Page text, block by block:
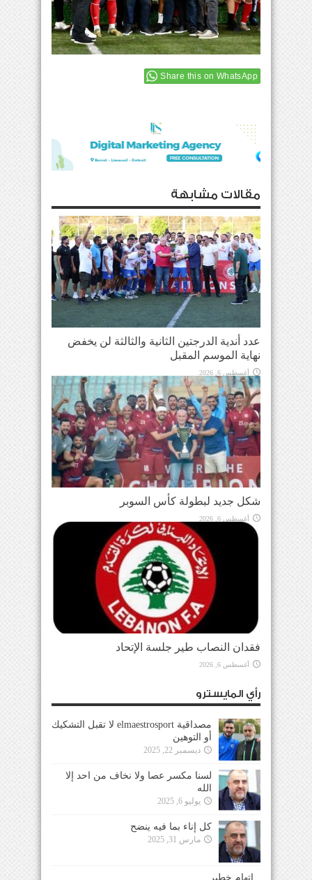
Share this on WhatsApp
مقالات مشابهة
عدد أندية الدرجتين الثانية والثالثة لن يخفض
نهاية الموسم المقبل
أغسطس 6, 2026
شكل جديد لبطولة كأس السوبر
أغسطس 6, 2026
فقدان النصاب طير جلسة الإتحاد
أغسطس 6, 2026
رأي المايسترو
مصداقية elmaestrosport لا تقبل التشكيك
أو التوهين
ديسمبر 22, 2025
لسنا مكسر عصا ولا نخاف من احد إلا
الله
يوليو 6, 2025
كل إناء بما فيه ينضح
مارس 31, 2025
إتهام خطير